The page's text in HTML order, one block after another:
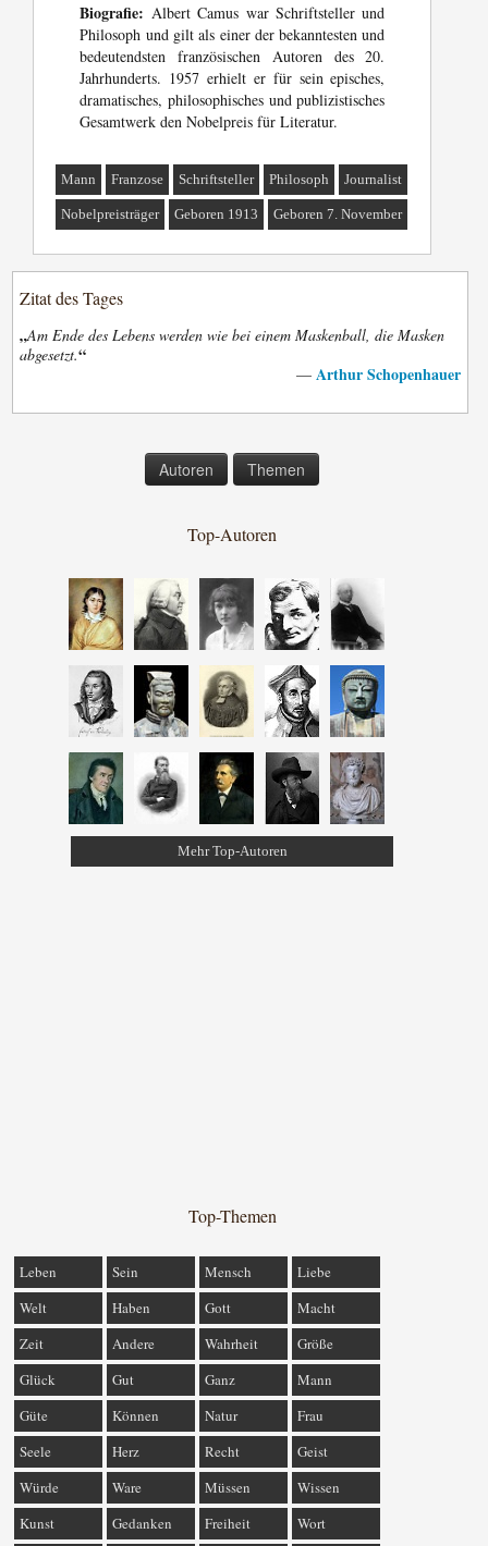
Biografie: Albert Camus war Schriftsteller und
Philosoph und gilt als einer der bekanntesten und
bedeutendsten französischen Autoren des 20.
Jahrhunderts. 1957 erhielt er für sein episches,
dramatisches, philosophisches und publizistisches
Gesamtwerk den Nobelpreis für Literatur.
Mann Franzose Schriftsteller Philosoph Journalist
Nobelpreisträger Geboren 1913 Geboren 7. November
Zitat des Tages
„Am Ende des Lebens werden wie bei einem Maskenball, die Masken
abgesetzt.“
— Arthur Schopenhauer
Autoren Themen
Top-Autoren
Mehr Top-Autoren
Top-Themen
Leben Sein Mensch
Liebe
Welt
Haben Gott
Macht
Zeit
Andere Wahrheit
Größe
Glück
Gut Ganz
Mann
Güte
Können Natur
Frau
Seele
Herz Recht
Geist
Würde
Ware Müssen
Wissen
Kunst
Gedanken Freiheit Wort